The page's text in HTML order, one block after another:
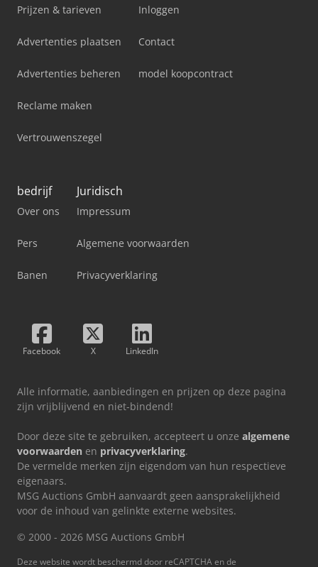
Prijzen & tarieven
Advertenties plaatsen
Advertenties beheren
Reclame maken
Vertrouwenszegel
Inloggen
Contact
model koopcontract
bedrijf
Over ons
Pers
Banen
Juridisch
Impressum
Algemene voorwaarden
Privacyverklaring
Facebook X LinkedIn
Alle informatie, aanbiedingen en prijzen op deze pagina
zijn vrijblijvend en niet-bindend!
Door deze site te gebruiken, accepteert u onze algemene
voorwaarden en privacyverklaring.
De vermelde merken zijn eigendom van hun respectieve
eigenaars.
MSG Auctions GmbH aanvaardt geen aansprakelijkheid
voor de inhoud van gelinkte externe websites.
© 2000 - 2026 MSG Auctions GmbH
Deze website wordt beschermd door reCAPTCHA en de